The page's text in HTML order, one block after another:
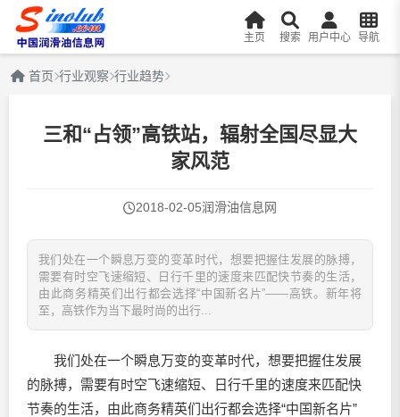
主页 搜索 用户中心 导航
首页 行业观察 行业趋势
三和“占领”高铁站，辐射全国尽显大
家风范
2018-02-05润滑油信息网
我们处在一个瞬息万变的变革时代，想要把握住发展的脉搏，
需要有时空飞速缩短、日行千里的速度来匹配快节奏的生活，
由此商务精英们出行都会选择“中国新名片”——高铁。新年将
至，高铁作为当下最时尚的出行...
我们处在一个瞬息万变的变革时代，想要把握住发展
的脉搏，需要有时空飞速缩短、日行千里的速度来匹配快
节奏的生活，由此商务精英们出行都会选择“中国新名片”